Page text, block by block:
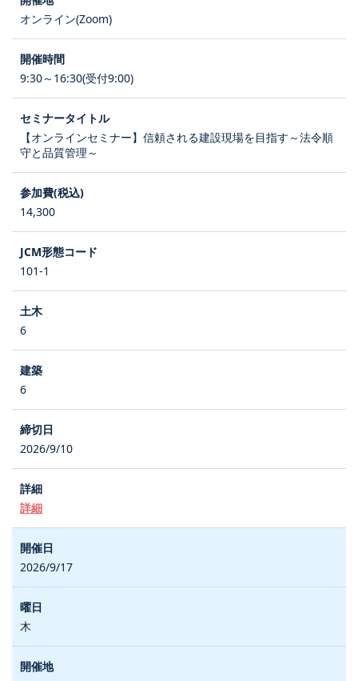
オンライン(Zoom)
9:30～16:30(受付9:00)
【オンラインセミナー】信頼される建設現場を目指す～法令順
守と品質管理～
14,300
101-1
6
6
2026/9/10
詳細
2026/9/17
木